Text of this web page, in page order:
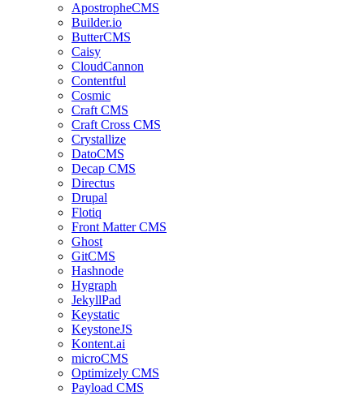
ApostropheCMS
Builder.io
ButterCMS
Caisy
CloudCannon
Contentful
Cosmic
Craft CMS
Craft Cross CMS
Crystallize
DatoCMS
Decap CMS
Directus
Drupal
Flotiq
Front Matter CMS
Ghost
GitCMS
Hashnode
Hygraph
JekyllPad
Keystatic
KeystoneJS
Kontent.ai
microCMS
Optimizely CMS
Payload CMS